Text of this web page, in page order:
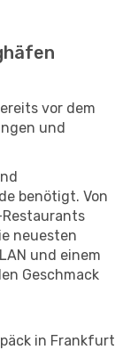
vor dem
und
benötigt. Von
neuesten
und einem
Geschmack
in Frankfurt